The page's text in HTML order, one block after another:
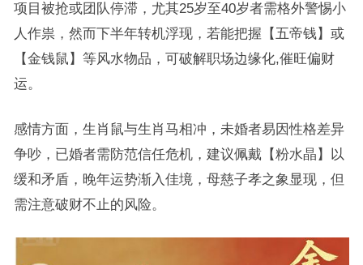
项目被抢或团队停滞，尤其25岁至40岁者需格外警惕小
人作祟，然而下半年转机浮现，若能把握【五帝钱】或
【金钱鼠】等风水物品，可破解职场边缘化,催旺偏财
运。
感情方面，生肖鼠与生肖马相冲，未婚者易因性格差异
争吵，已婚者需防范信任危机，建议佩戴【粉水晶】以
缓和矛盾，晚年运势渐入佳境，母慈子孝之象显现，但
需注意破财不止的风险。